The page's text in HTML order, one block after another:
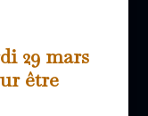
29 mars
être